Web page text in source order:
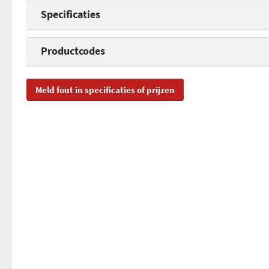
Specificaties
Protocol
Dimmen mogelijk
Productcodes
SKU
Meld fout in specificaties of prijzen